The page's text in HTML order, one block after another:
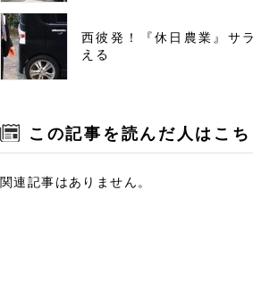
西彼発！『休日農業』サ
える
この記事を読んだ人はこ
関連記事はありません。